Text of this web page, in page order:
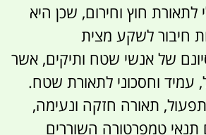
לתאורת חוץ וחירום, שכן היא
חיבור לשקע מצית
של אנשי שטח ותיקים, אשר
עמיד וחסכוני לתאורת שטח.
תאורה חזקה ונעימה,
תנאי טמפרטורה השוררים